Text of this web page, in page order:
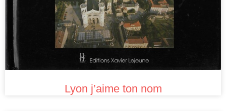
Lyon j’aime ton nom